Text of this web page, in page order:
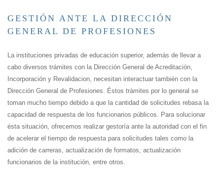
GESTIÓN ANTE LA DIRECCIÓN
GENERAL DE PROFESIONES
La instituciones privadas de educación superior, además de llevar a
cabo diversos trámites con la Dirección General de Acreditación,
Incorporación y Revalidacion, necesitan interactuar también con la
Dirección General de Profesiones. Éstos trámites por lo general se
toman mucho tiempo debido a que la cantidad de solicitudes rebasa la
capacidad de respuesta de los funcionarios públicos. Para solucionar
ésta situación, ofrecemos realizar gestoría ante la autoridad con el fin
de acelerar el tiempo de respuesta para solicitudes tales como la
adición de carreras, actualización de formatos, actualización
funcionarios de la institución, entre otros.